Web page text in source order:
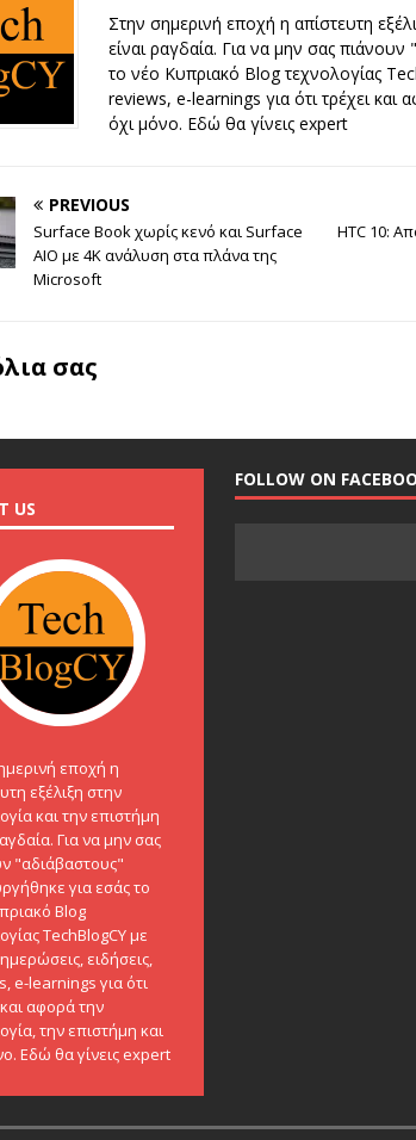
Στην σημερινή εποχή η απίστευτη
είναι ραγδαία. Για να μην σας
το νέο Κυπριακό Blog τεχνολογίας
reviews, e-learnings για ότι τρέχει και
όχι μόνο. Εδώ θα γίνεις expert
PREVIOUS
Surface Book χωρίς κενό και Surface
AIO με 4K ανάλυση στα πλάνα της
Microsoft
HTC 10:
σας
US
εποχή η
εξέλιξη στην
και την επιστήμη
Για να μην σας
"αδιάβαστους"
για εσάς το
Blog
TechBlogCY με
ειδήσεις,
e-learnings για ότι
αφορά την
την επιστήμη και
Εδώ θα γίνεις expert
FOLLOW ON